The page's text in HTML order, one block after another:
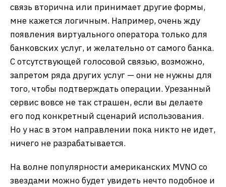
связь вторична или принимает другие формы,
мне кажется логичным. Например, очень жду
появления виртуального оператора только для
банковских услуг, и желательно от самого банка.
С отсутствующей голосовой связью, возможно,
запретом ряда других услуг — они не нужны для
того, чтобы подтверждать операции. Урезанный
сервис вовсе не так страшен, если вы делаете
его под конкретный сценарий использования.
Но у нас в этом направлении пока никто не идет,
ничего не разрабатывается.
На волне популярности американских MVNO со
звездами можно будет увидеть нечто подобное и